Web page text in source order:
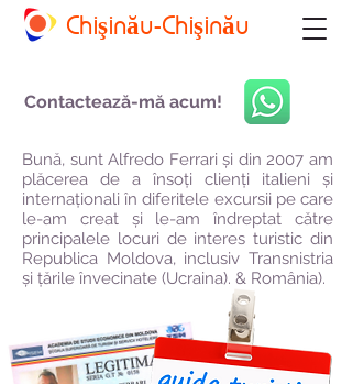
Chişinău-Chişinău
Contactează-mă acum!
Bună, sunt Alfredo Ferrari și din 2007 am
plăcerea de a însoți clienți italieni și
internaționali în diferitele excursii pe care
le-am creat și le-am îndreptat către
principalele locuri de interes turistic din
Republica Moldova, inclusiv Transnistria
și țările învecinate (Ucraina). & România).